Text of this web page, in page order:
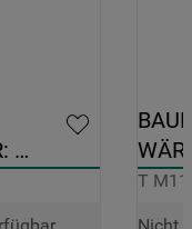
8X3EY
T M11